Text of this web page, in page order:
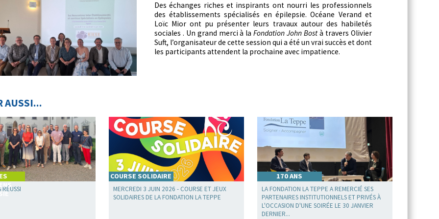
Des échanges riches et inspirants ont nourri les professionnels
des établissements spécialisés en épilepsie. Océane Verand et
Loïc Mior ont pu présenter leurs travaux autour des habiletés
sociales . Un grand merci à laFondation John Bostà travers Olivier
Suft, l’organisateur de cette session qui a été un vrai succès et dont
les participants attendent la prochaine avec impatience.
AUSSI...
COURSE SOLIDAIRE
MERCREDI 3 JUIN 2026 - COURSE ET JEUX
SOLIDAIRES DE LA FONDATION LA TEPPE
170 ANS
LA FONDATION LA TEPPE A REMERCIÉ SES
PARTENAIRES INSTITUTIONNELS ET PRIVÉS À
L'OCCASION D'UNE SOIRÉE LE 30 JANVIER
DERNIER...